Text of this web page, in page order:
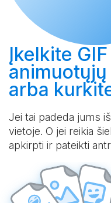
Įkelkite
arba
Jei tai padeda jums
vietoje. O jei reikia
apkirpti ir pateikti